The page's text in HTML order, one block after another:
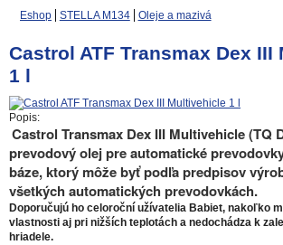
Eshop
STELLA M134 Oleje a mazivá
Castrol ATF Transmax Dex
1 l
Popis:
Castrol Transmax Dex III Multivehicle (TQ
prevodový olej pre automatické
báze, ktorý môže byť podľa predpisov
všetkých automatických prevodovkách.
Doporučujú ho celoroční užívatelia Babiet, nakoľko
vlastnosti aj pri nižších teplotách a nedochádza k
hriadele.